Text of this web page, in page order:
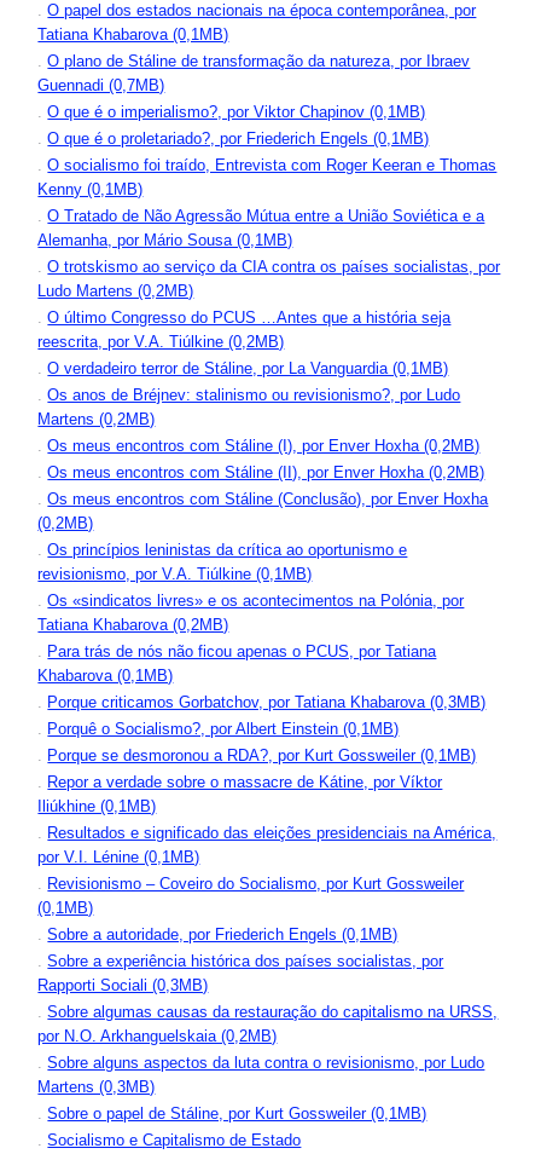
.O papel dos estados nacionais na época contemporânea, por
Tatiana Khabarova (0,1MB)
.O plano de Stáline de transformação da natureza, por Ibraev
Guennadi (0,7MB)
.O que é o imperialismo?, por Viktor Chapinov (0,1MB)
.O que é o proletariado?, por Friederich Engels (0,1MB)
.O socialismo foi traído, Entrevista com Roger Keeran e Thomas
Kenny (0,1MB)
.O Tratado de Não Agressão Mútua entre a União Soviética e a
Alemanha, por Mário Sousa (0,1MB)
.O trotskismo ao serviço da CIA contra os países socialistas, por
Ludo Martens (0,2MB)
.O último Congresso do PCUS …Antes que a história seja
reescrita, por V.A. Tiúlkine (0,2MB)
.O verdadeiro terror de Stáline, por La Vanguardia (0,1MB)
.Os anos de Bréjnev: stalinismo ou revisionismo?, por Ludo
Martens (0,2MB)
.Os meus encontros com Stáline (I), por Enver Hoxha (0,2MB)
.Os meus encontros com Stáline (II), por Enver Hoxha (0,2MB)
.Os meus encontros com Stáline (Conclusão), por Enver Hoxha
(0,2MB)
.Os princípios leninistas da crítica ao oportunismo e
revisionismo, por V.A. Tiúlkine (0,1MB)
.Os «sindicatos livres» e os acontecimentos na Polónia, por
Tatiana Khabarova (0,2MB)
. Para trás de nós não ficou apenas o PCUS, por Tatiana
Khabarova (0,1MB)
. Porque criticamos Gorbatchov, por Tatiana Khabarova (0,3MB)
. Porquê o Socialismo?, por Albert Einstein (0,1MB)
. Porque se desmoronou a RDA?, por Kurt Gossweiler (0,1MB)
. Repor a verdade sobre o massacre de Kátine, por Víktor
Iliúkhine (0,1MB)
. Resultados e significado das eleições presidenciais na América,
por V.I. Lénine (0,1MB)
. Revisionismo – Coveiro do Socialismo, por Kurt Gossweiler
(0,1MB)
.Sobre a autoridade, por Friederich Engels (0,1MB)
.Sobre a experiência histórica dos países socialistas, por
Rapporti Sociali (0,3MB)
.Sobre algumas causas da restauração do capitalismo na URSS,
por N.O. Arkhanguelskaia (0,2MB)
.Sobre alguns aspectos da luta contra o revisionismo, por Ludo
Martens (0,3MB)
.Sobre o papel de Stáline, por Kurt Gossweiler (0,1MB)
.Socialismo e Capitalismo de Estado